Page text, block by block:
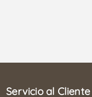
Servicio al Cliente